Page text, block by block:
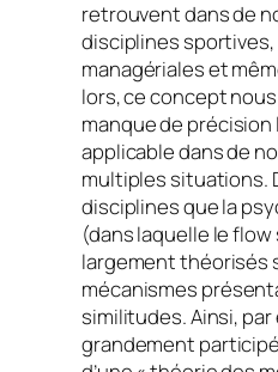
retrouvent dans de
disciplines
managériales et
lors, ce concept
manque de précision
applicable dans de
multiples situations.
disciplines que la
(dans laquelle leflow
largement théorisés
mécanismes
similitudes. Ainsi, par
grandement